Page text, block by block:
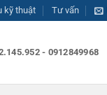
kỹ thuật Tư vấn
- 0912849968